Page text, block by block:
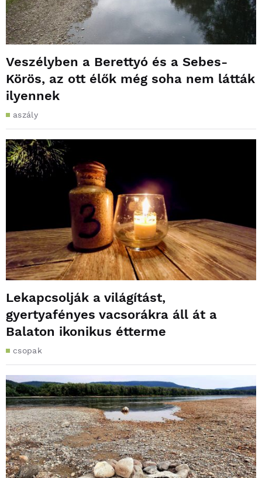
Veszélyben a Berettyó és a Sebes-
Körös, az ott élők még soha nem látták
ilyennek
aszály
Lekapcsolják a világítást,
gyertyafényes vacsorákra áll át a
Balaton ikonikus étterme
csopak